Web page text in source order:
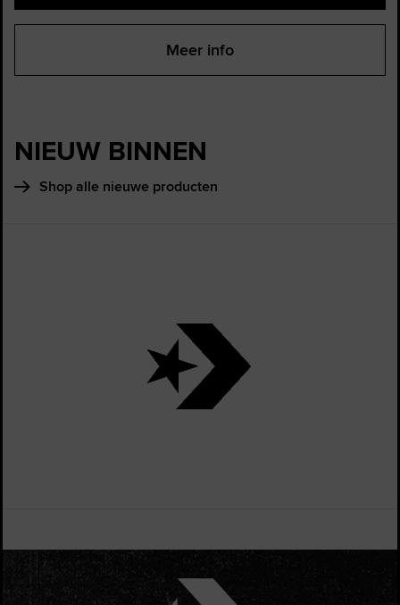
Meer info
NIEUW BINNEN
Shop alle nieuwe producten